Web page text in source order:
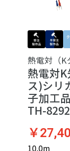
熱電対（K
熱電対
ス)シリ
子加工
TH-
￥
10.0m